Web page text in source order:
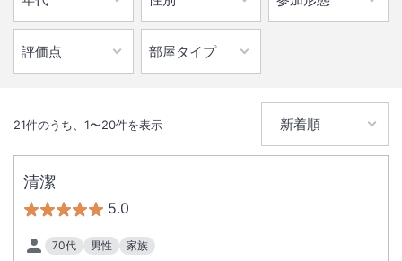
最北の温泉宿◆トロトロの温泉が疲れた体を癒してくれます。大浴場か
らは利尻富士が望めることも。食事は新鮮な海の幸を。
大浴場あり
駐車場あり
21件のうち、 1〜20件を表示
清潔
5.0
70代 男性
家族